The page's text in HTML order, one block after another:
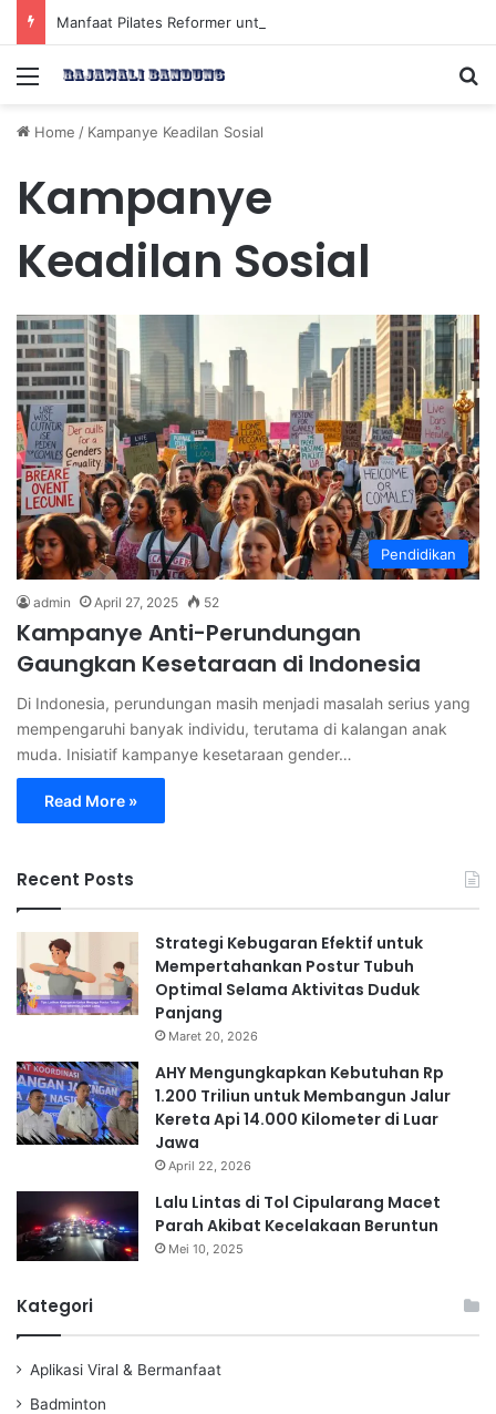
Menu
Home / Kampanye Keadilan Sosial
Kampanye
Keadilan Sosial
Pendidikan
admin April 27, 2025 52
Kampanye Anti-Perundungan
Gaungkan Kesetaraan di Indonesia
Di Indonesia, perundungan masih menjadi masalah serius yang
mempengaruhi banyak individu, terutama di kalangan anak
muda. Inisiatif kampanye kesetaraan gender…
Read More »
Recent Posts
Strategi Kebugaran Efektif untuk
Mempertahankan Postur Tubuh
Optimal Selama Aktivitas Duduk
Panjang
Maret 20, 2026
AHY Mengungkapkan Kebutuhan Rp
1.200 Triliun untuk Membangun Jalur
Kereta Api 14.000 Kilometer di Luar
Jawa
April 22, 2026
Lalu Lintas di Tol Cipularang Macet
Parah Akibat Kecelakaan Beruntun
Mei 10, 2025
Kategori
Aplikasi Viral & Bermanfaat
Badminton